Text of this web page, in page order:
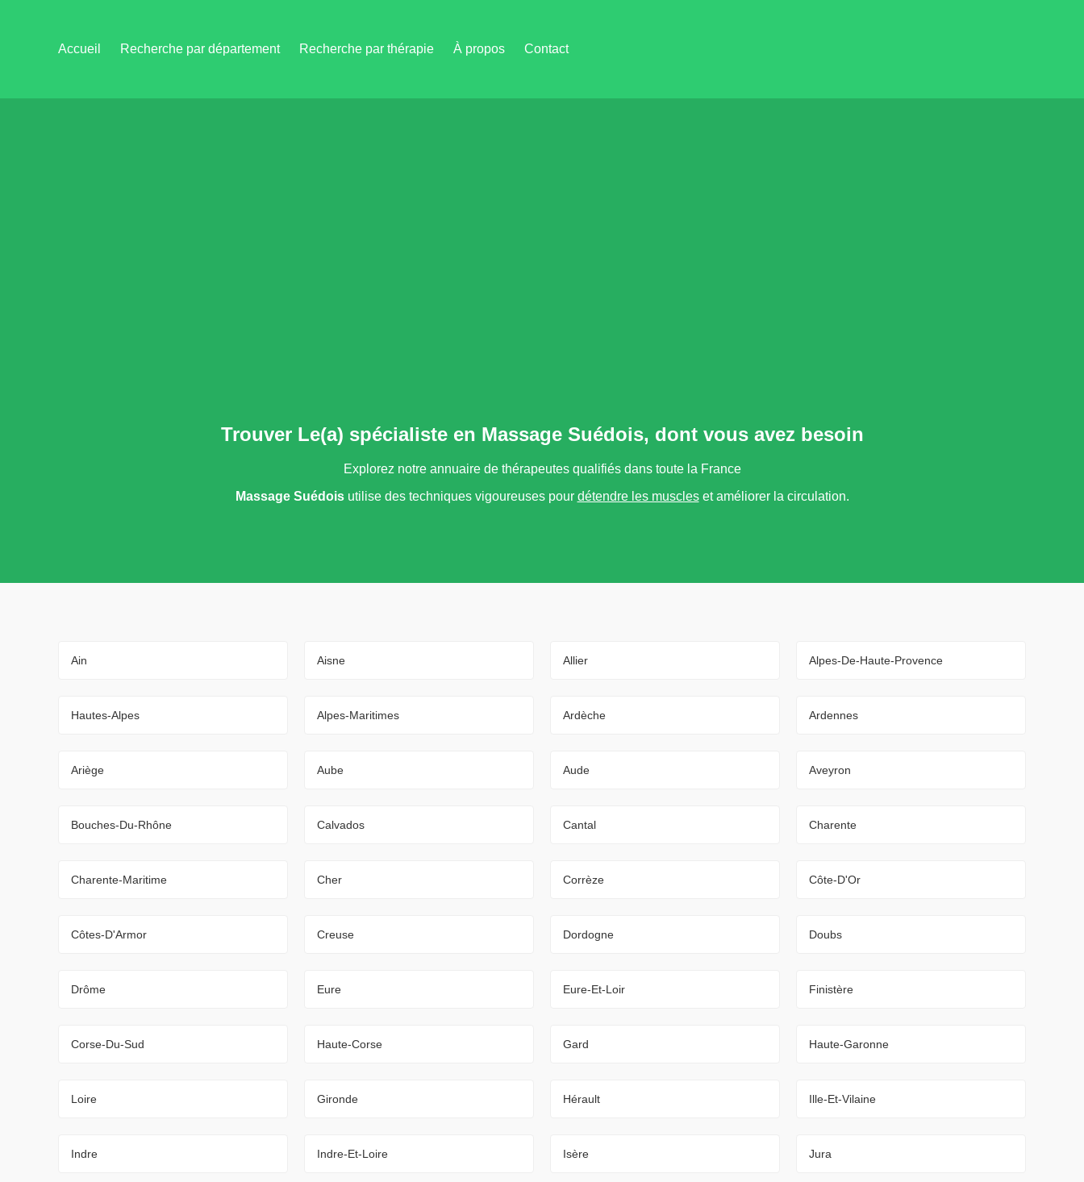
Accueil Recherche par département Recherche par thérapie À propos Contact
Trouver Le(a) spécialiste en Massage Suédois, dont vous avez besoin
Explorez notre annuaire de thérapeutes qualifiés dans toute la France
Massage Suédoisutilise des techniques vigoureuses pour détendre les muscleset améliorer la circulation.
Ain Aisne Allier Alpes-De-Haute-Provence
Hautes-Alpes Alpes-Maritimes Ardèche Ardennes
Ariège Aube Aude Aveyron
Bouches-Du-Rhône Calvados Cantal Charente
Charente-Maritime Cher Corrèze Côte-D'Or
Côtes-D'Armor Creuse Dordogne Doubs
Drôme Eure Eure-Et-Loir Finistère
Corse-Du-Sud Haute-Corse Gard Haute-Garonne
Loire Gironde Hérault Ille-Et-Vilaine
Indre Indre-Et-Loire Isère Jura